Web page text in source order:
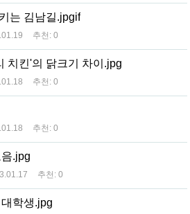
는 김남길.jpgif
추천: 0
치킨'의 닭크기 차이.jpg
추천: 0
추천: 0
.jpg
추천: 0
학생.jpg